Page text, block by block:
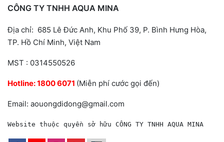
CÔNG TY TNHH AQUA MINA
Địa chỉ: 685 Lê Đức Anh, Khu Phố 39, P. Bình Hưng Hòa,
TP. Hồ Chí Minh, Việt Nam
MST : 0314550526
Hotline:1800 6071 (Miễn phí cước gọi đến)
Email: aouongdidong@gmail.com
Website thuộc quyền sở hữu CÔNG TY TNHH AQUA MINA